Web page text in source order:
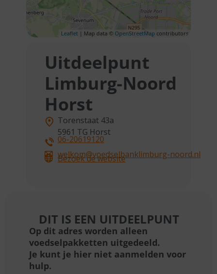
Leaflet | Map data © OpenStreetMap contributors
Uitdeelpunt
Limburg-Noord
Horst
Torenstaat 43a
5961 TG Horst
06-20619120
welkom@voedselbanklimburg-noord.nl
Bezoek de website
DIT IS EEN UITDEELPUNT
Op dit adres worden alleen
voedselpakketten uitgedeeld.
Je kunt je hier niet aanmelden voor
hulp.